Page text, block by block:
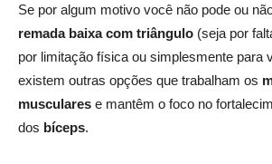
Se por algum motivo você não pode ou
remada baixa com triângulo (seja por
por limitação física ou simplesmente para
existem outras opções que trabalham os
musculares e mantêm o foco no
dos bíceps.